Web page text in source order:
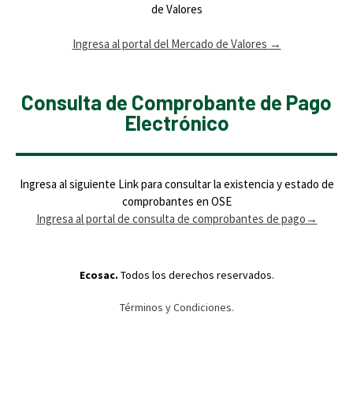
de Valores
Ingresa al portal del Mercado de Valores →
Consulta de Comprobante de Pago
Electrónico
Ingresa al siguiente Link para consultar la existencia y estado de
comprobantes en OSE
Ingresa al portal de consulta de comprobantes de pago →
Ecosac. Todos los derechos reservados.
Términos y Condiciones.